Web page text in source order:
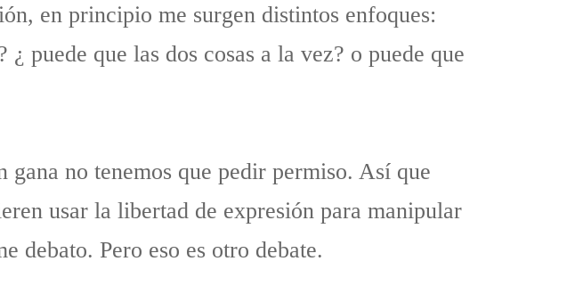
en principio me surgen distintos enfoques:
puede que las dos cosas a la vez? o puede que
no tenemos que pedir permiso. Así que
usar la libertad de expresión para manipular
debato. Pero eso es otro debate.